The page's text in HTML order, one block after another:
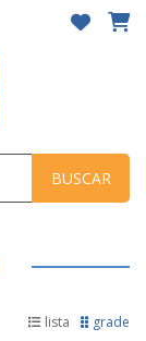
BUSCAR
lista grade